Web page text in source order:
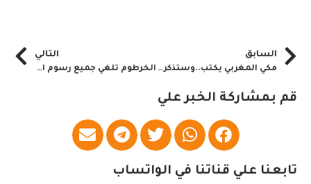
السابق
مكي المغربي يكتب..وستذكرونه
التالي
الخرطوم تلغي جميع رسوم الإمتحانات بمرحلة الأساس
قم بمشاركة الخبر علي
تابعنا علي قناتنا في الواتساب